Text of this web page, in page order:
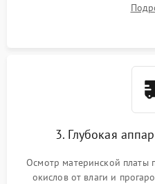
высохшей
3. Глубокая
Осмотр материнской платы
окислов от влаги и